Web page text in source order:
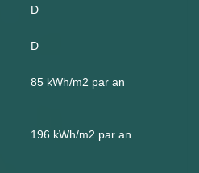
D
D
85 kWh/m2 par an
196 kWh/m2 par an